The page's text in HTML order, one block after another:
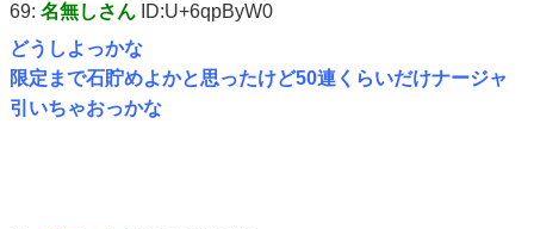
69: 名無しさん ID:U+6qpByW0
どうしよっかな
限定まで石貯めよかと思ったけど50連くらいだけナージャ
引いちゃおっかな